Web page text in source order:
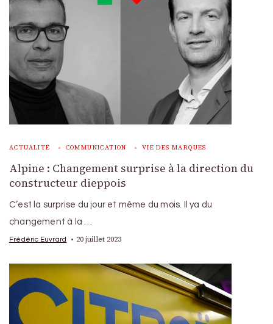
ACTUALITÉ COMMUNICATION VIE DES MARQUES
Alpine : Changement surprise à la direction du
constructeur dieppois
C’est la surprise du jour et même du mois. Il ya du
changement à la …
Frédéric Euvrard 20 juillet 2023